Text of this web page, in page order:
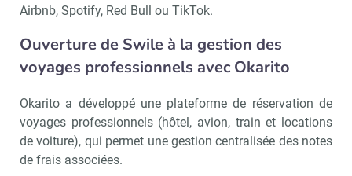
Airbnb, Spotify, Red Bull ou TikTok.
Ouverture de Swile à la gestion des
voyages professionnels avec Okarito
Okarito a développé une plateforme de réservation de
voyages professionnels (hôtel, avion, train et locations
de voiture), qui permet une gestion centralisée des notes
de frais associées.